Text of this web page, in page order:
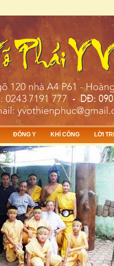
ĐÔNG Y KHÍ CÔNG LỜI